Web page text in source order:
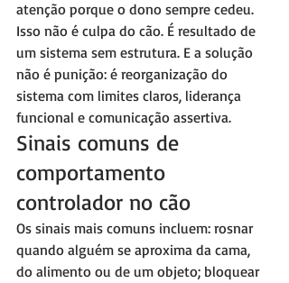
atenção porque o dono sempre cedeu.
Isso não é culpa do cão. É resultado de
um sistema sem estrutura. E a solução
não é punição: é reorganização do
sistema com limites claros, liderança
funcional e comunicação assertiva.
Sinais comuns de
comportamento
controlador no cão
Os sinais mais comuns incluem: rosnar
quando alguém se aproxima da cama,
do alimento ou de um objeto; bloquear